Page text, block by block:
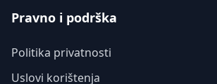
Pravno i podrška
Politika privatnosti
Uslovi korištenja